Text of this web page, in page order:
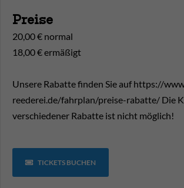
Preise
20,00 € normal
18,00 € ermäßigt
Unsere Rabatte finden Sie auf https://
reederei.de/fahrplan/preise-rabatte/ Die
verschiedener Rabatte ist nicht möglich!
TICKETS BUCHEN